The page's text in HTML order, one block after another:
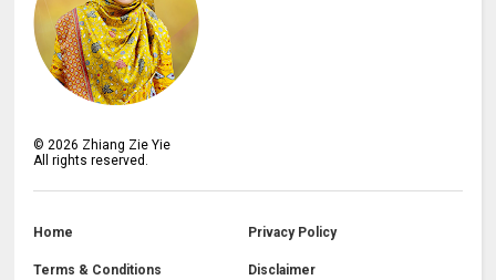
©2026 Zhiang Zie Yie
All rights reserved.
Home Privacy Policy
Terms & Conditions Disclaimer